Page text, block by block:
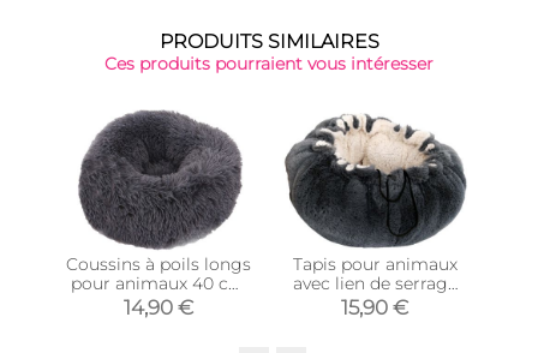
PRODUITS SIMILAIRES
Ces produits pourraient vous intéresser
Coussins à poils longs
pour animaux 40 cm
(Gris)
14,90 €
Tapis pour animaux
avec lien de serrage
47 x 19 cm (Gris)
15,90 €